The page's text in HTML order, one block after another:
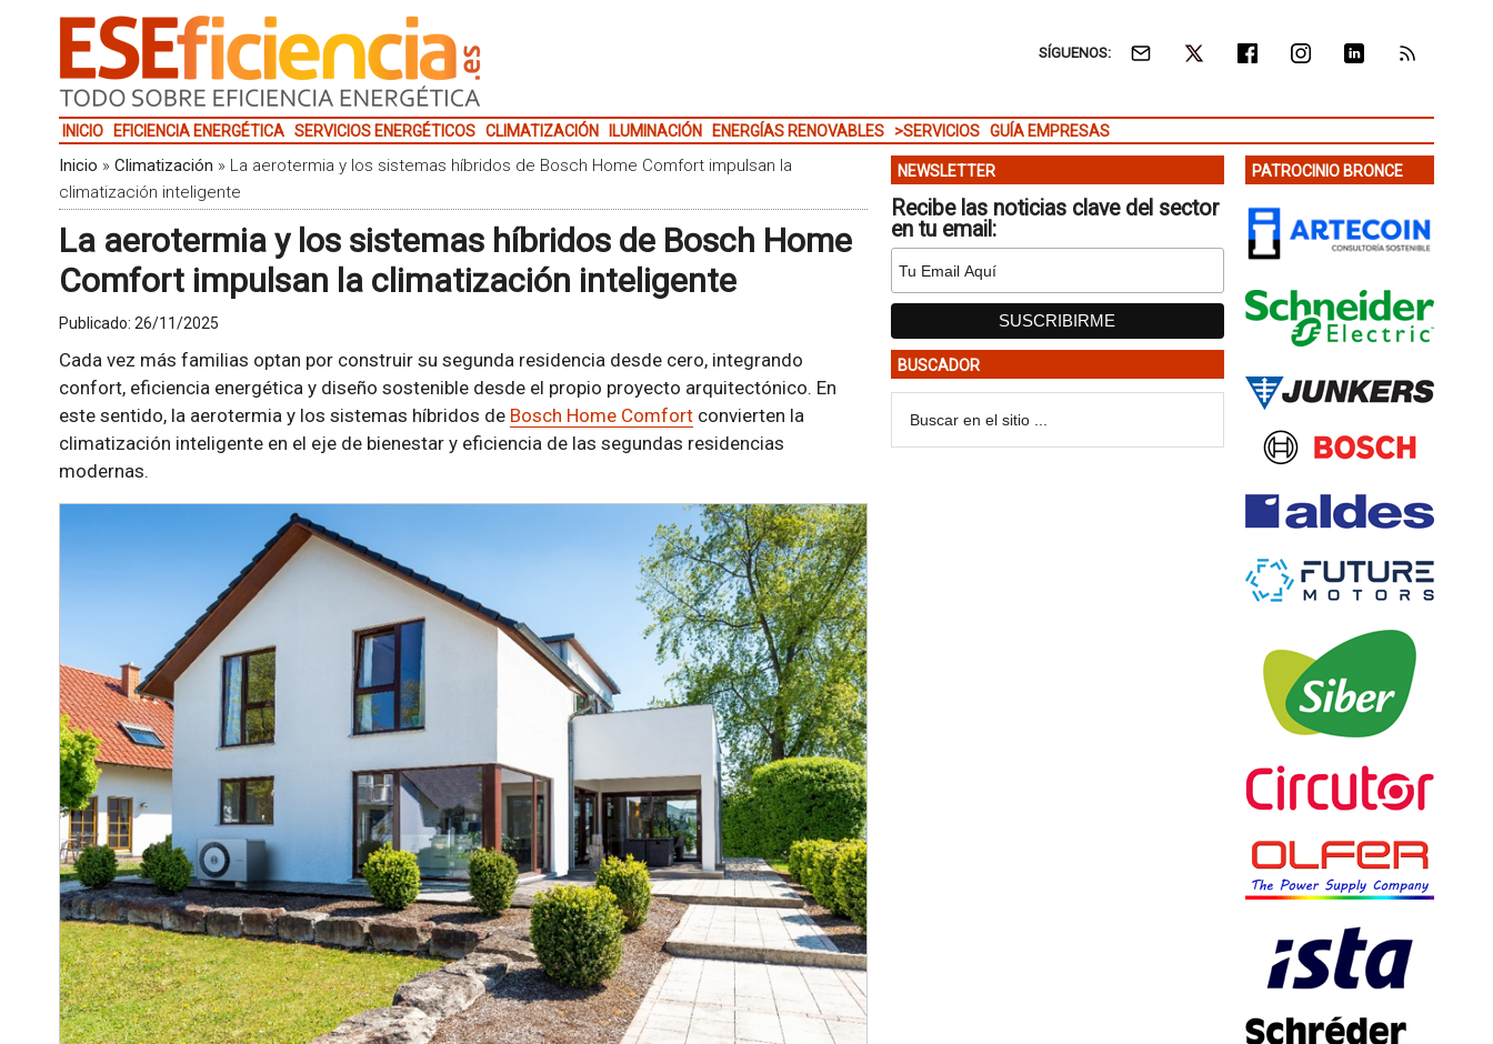
SÍGUENOS:
INICIO EFICIENCIA ENERGÉTICA SERVICIOS ENERGÉTICOS CLIMATIZACIÓN ILUMINACIÓN ENERGÍAS RENOVABLES >SERVICIOS GUÍA EMPRESAS
Inicio » Climatización » La aerotermia y los sistemas híbridos de Bosch Home Comfort impulsan la
climatización inteligente
La aerotermia y los sistemas híbridos de Bosch Home
Comfort impulsan la climatización inteligente
Publicado: 26/11/2025
Cada vez más familias optan por construir su segunda residencia desde cero, integrando
confort, eficiencia energética y diseño sostenible desde el propio proyecto arquitectónico. En
este sentido, la aerotermia y los sistemas híbridos de Bosch Home Comfortconvierten la
climatización inteligente en el eje de bienestar y eficiencia de las segundas residencias
modernas.
NEWSLETTER
Recibe las noticias clave del sector
en tu email:
BUSCADOR
PATROCINIO BRONCE